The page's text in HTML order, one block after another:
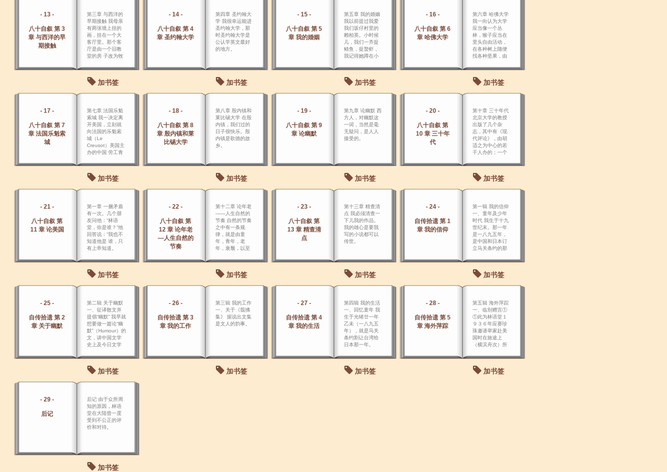
- 13 -
八十自叙 第 3
章 与西洋的早
期接触
第三章 与西洋的
早期接触 我母亲
有两张墙上挂的
画，挂在一个大
客厅里。那个客
厅是由一个旧教
堂的房 子改为牧
加书签
- 14 -
八十自叙 第 4
章 圣约翰大学
第四章 圣约翰大
学 我很幸运能进
圣约翰大学，那
时圣约翰大学是
公认学英文最好
的地方。
加书签
- 15 -
八十自叙 第 5
章 我的婚姻
第五章 我的婚姻
我以前提过我爱
我们坂仔村里的
赖柏英。小时候
儿，我们一齐捉
鲦鱼，捉螯虾，
我记得她蹲在小
在她的头发上，
然后轻轻的走
开，居然不会把
加书签
- 16 -
八十自叙 第 6
章 哈佛大学
第六章 哈佛大学
我一向认为大学
应当像一个丛
林，猴子应当在
里头自由活动，
在各种树上随便
找各种坚果，由
跳跃。
加书签
- 17 -
八十自叙 第 7
章 法国乐魁索
城
第七章 法国乐魁
索城 我一决定离
开美国，立刻就
向法国的乐魁索
城（Le
Creusot）美国主
办的中国 劳工青
业。
加书签
- 18 -
八十自叙 第 8
章 殷内镇和莱
比锡大学
第八章 殷内镇和
莱比锡大学 在殷
内镇，我们过的
日子很快乐。殷
内镇是歌德的故
乡。
加书签
- 19 -
八十自叙 第 9
章 论幽默
第九章 论幽默 西
方人，对幽默这
一词，当然是毫
无疑问，是人人
接受的。
加书签
- 20 -
八十自叙 第
10 章 三十年
代
第十章 三十年代
北京大学的教授
出版了几个杂
志，其中有《现
代评论》，由胡
适之为中心的若
干人办的；一个
《语丝》，由周
作人，周树人，
钱玄同，刘半
加书签
- 21 -
八十自叙 第
11 章 论美国
第一章 一捆矛盾
有一次。几个朋
友问他：“林语
堂，你是谁？”他
回答说：“我也不
知道他是 谁，只
有上帝知道。
加书签
- 22 -
八十自叙 第
12 章 论年老
―人生自然的
节奏
第十二章 论年老
――人生自然的
节奏 自然的节奏
之中有一条规
律，就是由童
年，青年，老
年，衰颓，以至
着我们的身体。
加书签
- 23 -
八十自叙 第
13 章 精查清
点
第十三章 精查清
点 我必须清查一
下儿我的作品。
我的雄心是要我
写的小说都可以
传世。
加书签
- 24 -
自传拾遗 第 1
章 我的信仰
第一辑 我的信仰
一、童年及少年
时代 我生于十九
世纪末。那一年
是一八九五年，
是中国和日本订
立马关条约的那
割让台湾和承认
朝鲜独立，就是
甲午战争中国败
加书签
- 25 -
自传拾遗 第 2
章 关于幽默
第二辑 关于幽默
一、征译散文并
提倡“幽默” 我早就
想要做一篇论“幽
默”（Humour）的
文，讲中国文学
史上及今日文学
憾。
加书签
- 26 -
自传拾遗 第 3
章 我的工作
第三辑 我的工作
一、关于《翦拂
集》 据说出文集
是文人的韵事。
加书签
- 27 -
自传拾遗 第 4
章 我的生活
第四辑 我的生活
一、回忆童年 我
生于光绪廿一年
乙未（一八九五
年），就是马关
条约割让台湾给
日本那一年。
加书签
- 28 -
自传拾遗 第 5
章 海外萍踪
第五辑 海外萍踪
一、临别赠言①
①此为林语堂１
９３６年应赛珍
珠邀请举家赴美
国时在旅途上
（横滨舟次）所
加书签
- 29 -
后记
后记 由于众所周
知的原因，林语
堂在大陆曾一度
受到不公正的评
价和对待。
加书签